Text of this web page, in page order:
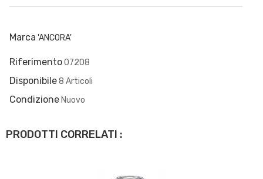
Marca 'ANCORA'
Riferimento07208
Disponibile8 Articoli
Condizione Nuovo
PRODOTTI CORRELATI :